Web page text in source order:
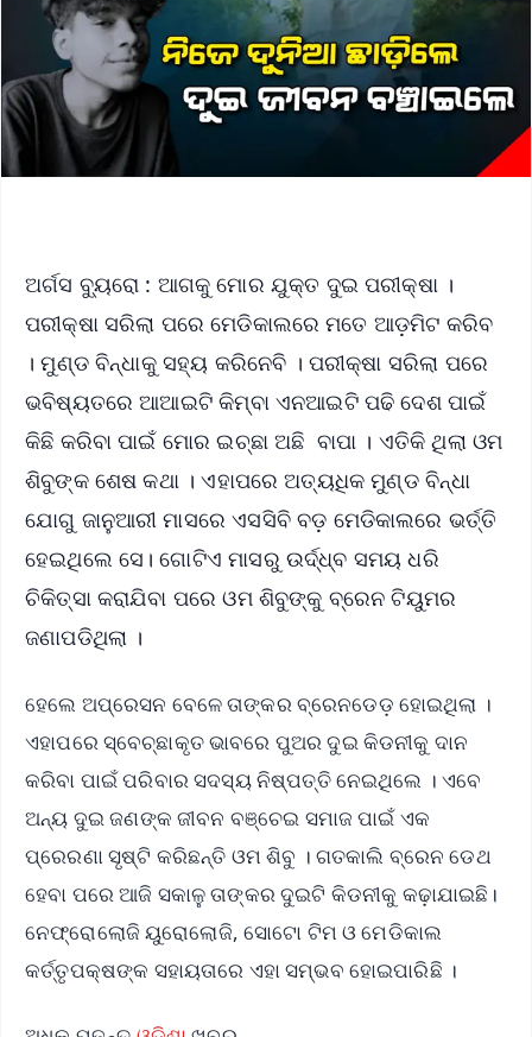
ଅର୍ଗସ ବ୍ୟୁରୋ : ଆଗକୁ ମୋର ଯୁକ୍ତ ଦୁଇ ପରୀକ୍ଷା ।
ପରୀକ୍ଷା ସରିଲା ପରେ ମେଡିକାଲରେ ମତେ ଆଡ଼ମିଟ କରିବ
। ମୁଣ୍ଡ ବିନ୍ଧାକୁ ସହ୍ୟ କରିନେବି । ପରୀକ୍ଷା ସରିଲା ପରେ
ଭବିଷ୍ୟତରେ ଆଆଇଟି କିମ୍ବା ଏନଆଇଟି ପଢି ଦେଶ ପାଇଁ
କିଛି କରିବା ପାଇଁ ମୋର ଇଚ୍ଛା ଅଛି ବାପା । ଏତିକି ଥିଲା ଓମ
ଶିବୁଙ୍କ ଶେଷ କଥା । ଏହାପରେ ଅତ୍ୟଧିକ ମୁଣ୍ଡ ବିନ୍ଧା
ଯୋଗୁ ଜାନୁଆରୀ ମାସରେ ଏସସିବି ବଡ଼ ମେଡିକାଲରେ ଭର୍ତ୍ତି
ହେଇଥିଲେ ସେ। ଗୋଟିଏ ମାସରୁ ଉର୍ଦ୍ଧ୍ବ ସମୟ ଧରି
ଚିକିତ୍ସା କରାଯିବା ପରେ ଓମ ଶିବୁଙ୍କୁ ବ୍ରେନ ଟିୟୁମର
ଜଣାପଡିଥିଲା ।
ହେଲେ ଅପ୍ରେସନ ବେଳେ ତାଙ୍କର ବ୍ରେନଡେଡ଼ ହୋଇଥିଲା ।
ଏହାପରେ ସ୍ବେଚ୍ଛାକୃତ ଭାବରେ ପୁଅର ଦୁଇ କିଡନୀକୁ ଦାନ
କରିବା ପାଇଁ ପରିବାର ସଦସ୍ୟ ନିଷ୍ପତ୍ତି ନେଇଥିଲେ । ଏବେ
ଅନ୍ୟ ଦୁଇ ଜଣଙ୍କ ଜୀବନ ବଞ୍ଚେଇ ସମାଜ ପାଇଁ ଏକ
ପ୍ରେରଣା ସୃଷ୍ଟି କରିଛନ୍ତି ଓମ ଶିବୁ । ଗତକାଲି ବ୍ରେନ ଡେଥ
ହେବା ପରେ ଆଜି ସକାଳୁ ତାଙ୍କର ଦୁଇଟି କିଡନୀକୁ କଢ଼ାଯାଇଛି।
ନେଫ୍ରୋଲୋଜି ୟୁରୋଲୋଜି, ସୋଟୋ ଟିମ ଓ ମେଡିକାଲ
କର୍ତ୍ତୃପକ୍ଷଙ୍କ ସହାୟତାରେ ଏହା ସମ୍ଭବ ହୋଇପାରିଛି ।